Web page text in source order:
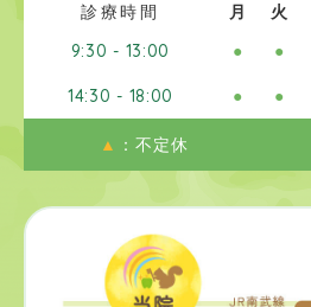
診療時間 月 火
9:30 - 13:00 ● ●
14:30 - 18:00 ● ●
▲ ：不定休